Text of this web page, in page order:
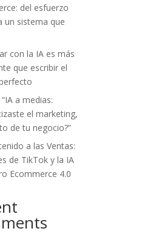
del esfuerzo
un sistema que
con la IA es más
que escribir el
a medias:
el marketing,
de tu negocio?”
a las Ventas:
de TikTok y la IA
Ecommerce 4.0